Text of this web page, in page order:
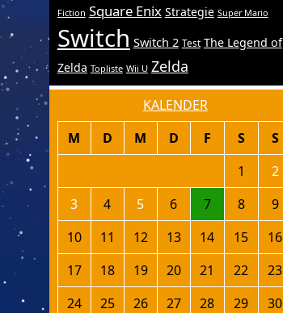
Fiction Square Enix Strategie Super Mario
Switch Switch 2 Test The Legend of
Zelda Topliste Wii U Zelda
KALENDER
M D M D F S
S
1
2
3
4 5 6 7 8
9
10
11 12 13 14 15
16
17
18 19 20 21 22
23
24
25 26 27 28 29
30